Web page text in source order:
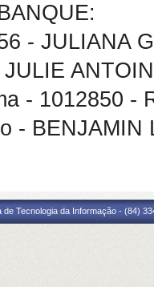
- JULIANA
- 1012850 -
- BENJAMIN
de Tecnologia da Informação - (84)